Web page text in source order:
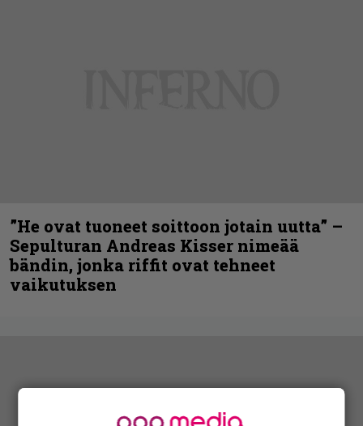
”He ovat tuoneet soittoon jotain uutta” –
Sepulturan Andreas Kisser nimeää
bändin, jonka riffit ovat tehneet
vaikutuksen